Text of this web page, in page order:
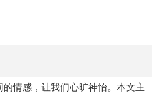
情感，让我们心旷神怡。本文主